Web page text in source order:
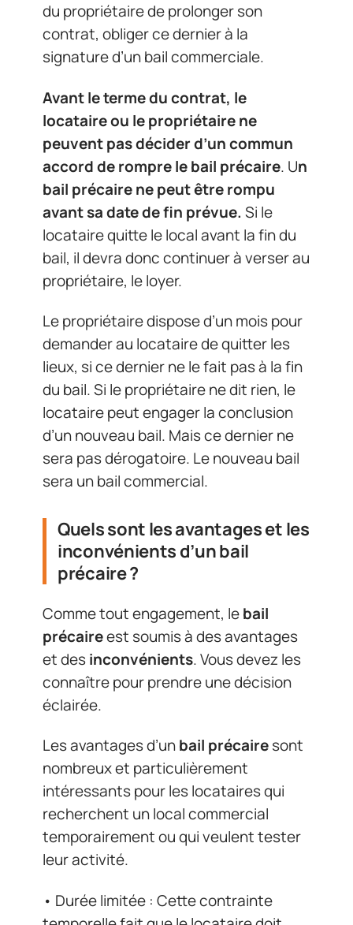
du propriétaire de prolonger son
contrat, obliger ce dernier à la
signature d’un bail commerciale.
Avant le terme du contrat, le
locataire ou le propriétaire ne
peuvent pas décider d’un commun
accord de rompre le bail précaire. Un
bail précaire ne peut être rompu
avant sa date de fin prévue. Si le
locataire quitte le local avant la fin du
bail, il devra donc continuer à verser au
propriétaire, le loyer.
Le propriétaire dispose d’un mois pour
demander au locataire de quitter les
lieux, si ce dernier ne le fait pas à la fin
du bail. Si le propriétaire ne dit rien, le
locataire peut engager la conclusion
d’un nouveau bail. Mais ce dernier ne
sera pas dérogatoire. Le nouveau bail
sera un bail commercial.
Quels sont les avantages et les
inconvénients d’un bail
précaire ?
Comme tout engagement, lebail
précaireest soumis à des avantages
et desinconvénients. Vous devez les
connaître pour prendre une décision
éclairée.
Les avantages d’unbail précairesont
nombreux et particulièrement
intéressants pour les locataires qui
recherchent un local commercial
temporairement ou qui veulent tester
leur activité.
• Durée limitée : Cette contrainte